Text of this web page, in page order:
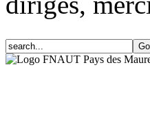
FNAUT Pays des